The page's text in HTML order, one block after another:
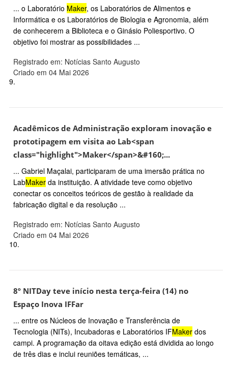
... o Laboratório Maker, os Laboratórios de Alimentos e
Informática e os Laboratórios de Biologia e Agronomia, além
de conhecerem a Biblioteca e o Ginásio Poliesportivo. O
objetivo foi mostrar as possibilidades ...
Registrado em: Notícias Santo Augusto
Criado em 04 Mai 2026
9.
Acadêmicos de Administração exploram inovação e
prototipagem em visita ao Lab<span
class="highlight">Maker</span>&#160;...
... Gabriel Maçalai, participaram de uma imersão prática no
LabMaker da instituição. A atividade teve como objetivo
conectar os conceitos teóricos de gestão à realidade da
fabricação digital e da resolução ...
Registrado em: Notícias Santo Augusto
Criado em 04 Mai 2026
10.
8º NITDay teve início nesta terça-feira (14) no
Espaço Inova IFFar
... entre os Núcleos de Inovação e Transferência de
Tecnologia (NITs), Incubadoras e Laboratórios IFMaker dos
campi. A programação da oitava edição está dividida ao longo
de três dias e inclui reuniões temáticas, ...